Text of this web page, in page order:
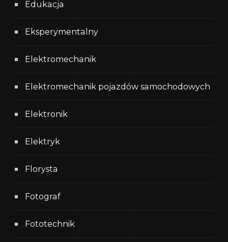
Edukacja
Eksperymentalny
Elektromechanik
Elektromechanik pojazdów samochodowych
Elektronik
Elektryk
Florysta
Fotograf
Fototechnik